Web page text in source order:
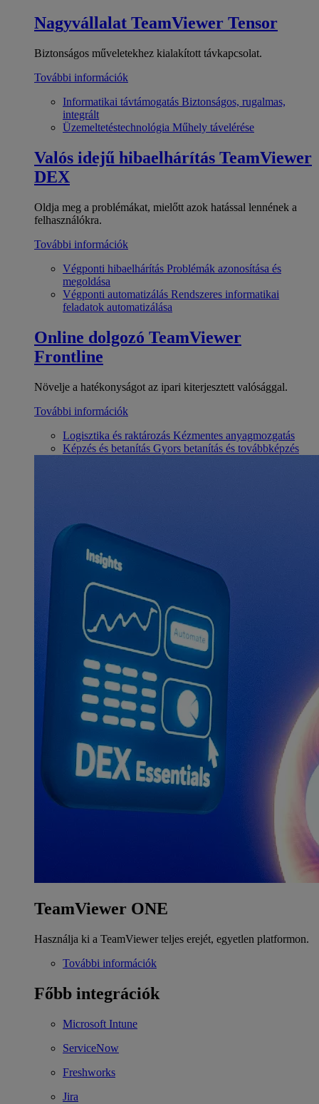
Nagyvállalat TeamViewer Tensor
Biztonságos műveletekhez kialakított távkapcsolat.
További információk
Informatikai távtámogatás Biztonságos, rugalmas,
integrált
Üzemeltetéstechnológia Műhely távelérése
Valós idejű hibaelhárítás TeamViewer
DEX
Oldja meg a problémákat, mielőtt azok hatással lennének a
felhasználókra.
További információk
Végponti hibaelhárítás Problémák azonosítása és
megoldása
Végponti automatizálás Rendszeres informatikai
feladatok automatizálása
Online dolgozó TeamViewer
Frontline
Növelje a hatékonyságot az ipari kiterjesztett valósággal.
További információk
Logisztika és raktározás Kézmentes anyagmozgatás
Képzés és betanítás Gyors betanítás és továbbképzés
TeamViewer ONE
Használja ki a TeamViewer teljes erejét, egyetlen platformon.
További információk
Főbb integrációk
Microsoft Intune
ServiceNow
Freshworks
Jira